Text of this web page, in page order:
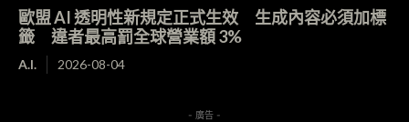
歐盟 AI 透明性新規定正式生效 生成內容必須加標
籤 違者最高罰全球營業額 3%
A.I. 2026-08-04
- 廣告 -